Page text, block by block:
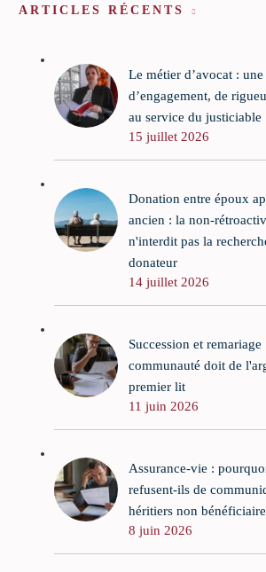
ARTICLES RÉCENTS
Le métier d’avocat :
d’engagement, de
au service du justiciable
15 juillet 2026
Donation entre époux
ancien : la non-
n'interdit pas la
donateur
14 juillet 2026
Succession et
communauté doit de
premier lit
11 juin 2026
Assurance-vie :
refusent-ils de
héritiers non
8 juin 2026